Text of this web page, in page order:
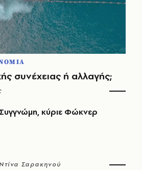
συνέχειας ή αλλαγής;
Συγγνώμη, κύριε Φώκνερ
Ντίνα Σαρακηνού